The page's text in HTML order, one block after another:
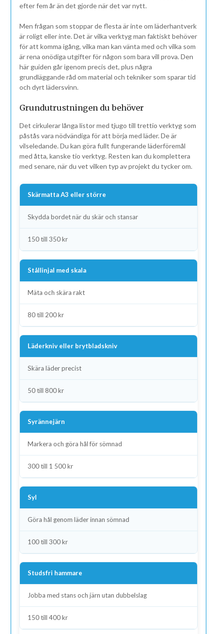
efter fem år än det gjorde när det var nytt.
Men frågan som stoppar de flesta är inte om läderhantverk
är roligt eller inte. Det är vilka verktyg man faktiskt behöver
för att komma igång, vilka man kan vänta med och vilka som
är rena onödiga utgifter för någon som bara vill prova. Den
här guiden går igenom precis det, plus några
grundläggande råd om material och tekniker som sparar tid
och dyrt lädersvinn.
Grundutrustningen du behöver
Det cirkulerar långa listor med tjugo till trettio verktyg som
påstås vara nödvändiga för att börja med läder. De är
vilseledande. Du kan göra fullt fungerande läderföremål
med åtta, kanske tio verktyg. Resten kan du komplettera
med senare, när du vet vilken typ av projekt du tycker om.
Skärmatta A3 eller större
Skydda bordet när du skär och stansar
150 till 350 kr
Stållinjal med skala
Mäta och skära rakt
80 till 200 kr
Läderkniv eller brytbladskniv
Skära läder precist
50 till 800 kr
Syrännejärn
Markera och göra hål för sömnad
300 till 1 500 kr
Syl
Göra hål genom läder innan sömnad
100 till 300 kr
Studsfri hammare
Jobba med stans och järn utan dubbelslag
150 till 400 kr